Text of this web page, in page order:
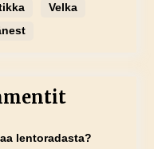
Velka
lentoradasta?